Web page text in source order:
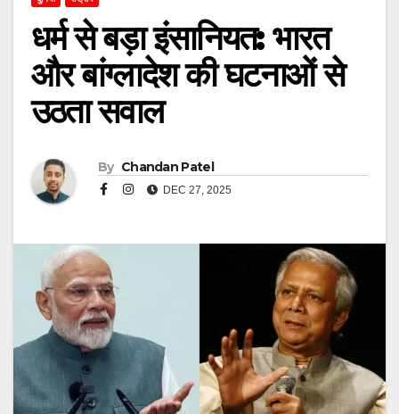
धर्म से बड़ा इंसानियत: भारत
और बांग्लादेश की घटनाओं से
उठता सवाल
By Chandan Patel
DEC 27, 2025